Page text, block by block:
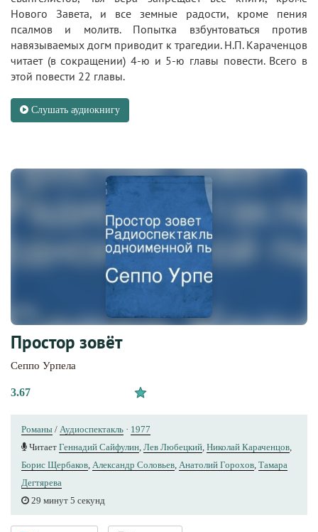
Нового Завета, и все земные радости, кроме пения
псалмов и молитв. Попытка взбунтоваться против
навязываемых догм приводит к трагедии. Н.П. Караченцов
читает (в сокращении) 4-ю и 5-ю главы повести. Всего в
этой повести 22 главы.
Слушать аудиокнигу
Простор зовёт
Сеппо Урпела
3.67
Романы / Аудиоспектакль · 1977
Читает Геннадий Сайфулин, Лев Любецкий, Николай Караченцов,
Борис Щербаков, Александр Соловьев, Анатолий Горохов, Тамара
Дегтярева
29 минут 5 секунд